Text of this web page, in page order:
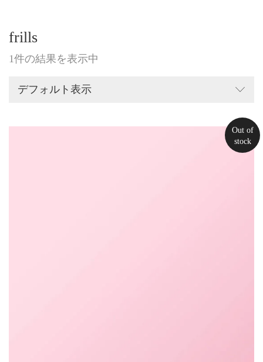
frills
1件の結果を表示中
デフォルト表示
Out of
stock